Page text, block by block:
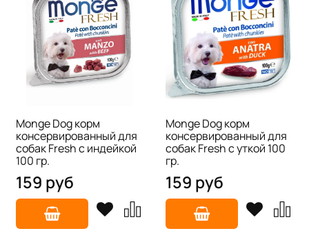
Monge Dog корм
консервированный для
собак Fresh с индейкой
100 гр.
159 руб
Monge Dog корм
консервированный для
собак Fresh с уткой 100
гр.
159 руб